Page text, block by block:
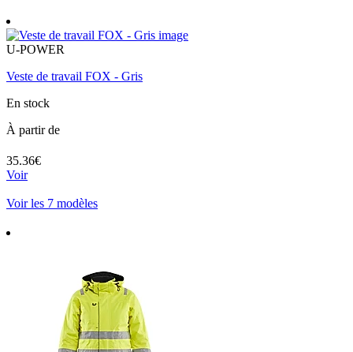
U-POWER
Veste de travail FOX - Gris
En stock
À partir de
35.36€
Voir
Voir les 7 modèles